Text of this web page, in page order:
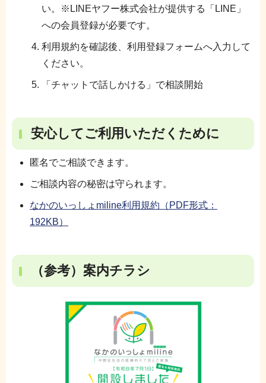
い。※LINEヤフー株式会社が提供する「LINE」
への会員登録が必要です。
利用規約を確認後、利用登録フォームへ入力して
ください。
「チャットで話しかける」で相談開始
安心してご利用いただくために
匿名でご相談できます。
ご相談内容の秘密は守られます。
なかのいっしょmiline利用規約（PDF形式：
192KB）
（参考）案内チラシ